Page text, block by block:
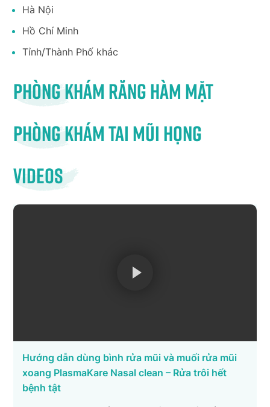
Hà Nội
Hồ Chí Minh
Tỉnh/Thành Phố khác
Phòng khám răng hàm mặt
Phòng khám tai mũi họng
Videos
Hướng dẫn dùng bình rửa mũi và muối rửa mũi
xoang PlasmaKare Nasal clean – Rửa trôi hết
bệnh tật